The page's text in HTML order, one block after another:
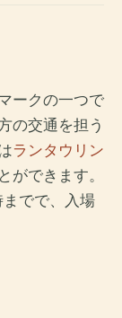
ークの一つで
の交通を担う
ランタウリン
ができます。
でで、入場